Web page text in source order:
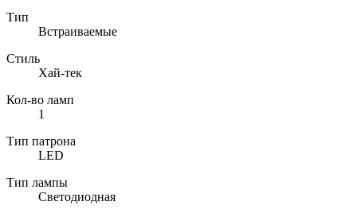
Тип
Встраиваемые
Стиль
Хай-тек
Кол-во ламп
1
Тип патрона
LED
Тип лампы
Светодиодная